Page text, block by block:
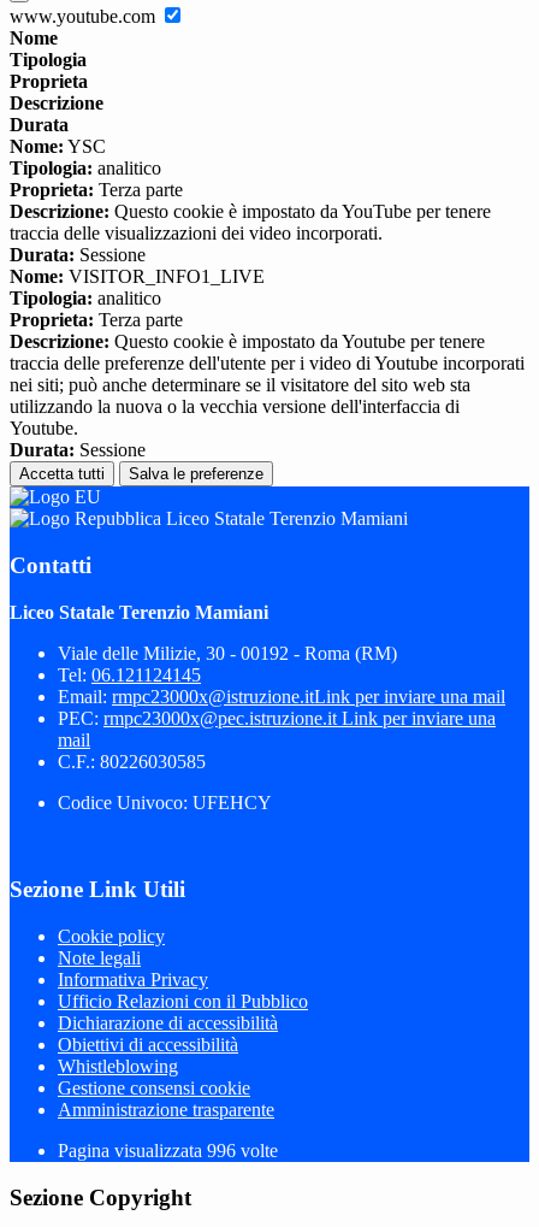
www.youtube.com
Nome
Tipologia
Proprieta
Descrizione
Durata
Nome: YSC
Tipologia: analitico
Proprieta: Terza parte
Descrizione: Questo cookie è impostato da YouTube per tenere
traccia delle visualizzazioni dei video incorporati.
Durata: Sessione
Nome: VISITOR_INFO1_LIVE
Tipologia: analitico
Proprieta: Terza parte
Descrizione: Questo cookie è impostato da Youtube per tenere
traccia delle preferenze dell'utente per i video di Youtube incorporati
nei siti; può anche determinare se il visitatore del sito web sta
utilizzando la nuova o la vecchia versione dell'interfaccia di
Youtube.
Durata: Sessione
Accetta tutti Salva le preferenze
Liceo Statale Terenzio Mamiani
Contatti
Liceo Statale Terenzio Mamiani
Viale delle Milizie, 30 - 00192 - Roma (RM)
Tel: 06.121124145
Email: rmpc23000x@istruzione.itLink per inviare una mail
PEC: rmpc23000x@pec.istruzione.it Link per inviare una
mail
C.F.: 80226030585
Codice Univoco: UFEHCY
Sezione Link Utili
Cookie policy
Note legali
Informativa Privacy
Ufficio Relazioni con il Pubblico
Dichiarazione di accessibilità
Obiettivi di accessibilità
Whistleblowing
Gestione consensi cookie
Amministrazione trasparente
Pagina visualizzata 996 volte
Sezione Copyright